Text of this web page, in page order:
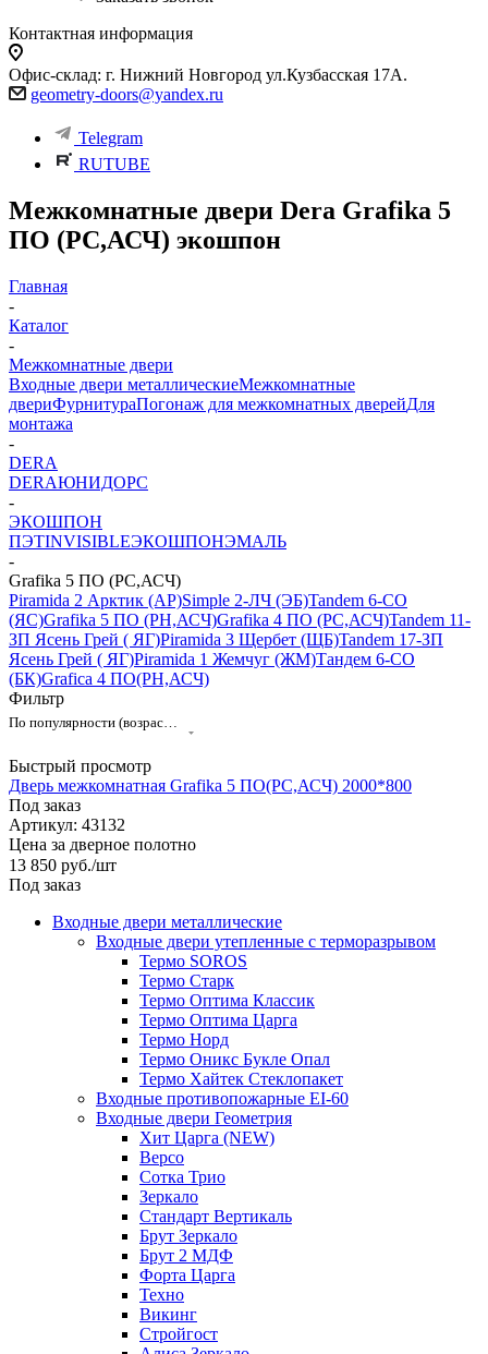
Контактная информация
Офис-склад: г. Нижний Новгород ул.Кузбасская 17А.
geometry-doors@yandex.ru
Telegram
RUTUBE
Межкомнатные двери Dera Grafika 5
ПО (РС,АСЧ) экошпон
Главная
-
Каталог
-
Межкомнатные двери
Входные двери металлическиеМежкомнатные
двериФурнитураПогонаж для межкомнатных дверейДля
монтажа
-
DERA
DERAЮНИДОРС
-
ЭКОШПОН
ПЭТINVISIBLEЭКОШПОНЭМАЛЬ
-
Grafika 5 ПО (РС,АСЧ)
Piramida 2 Арктик (АР)Simple 2-ЛЧ (ЭБ)Tandem 6-CO
(ЯC)Grafika 5 ПО (РН,АСЧ)Grafika 4 ПО (РС,АСЧ)Tandem 11-
ЗП Ясень Грей ( ЯГ)Piramida 3 Щербет (ЩБ)Tandem 17-ЗП
Ясень Грей ( ЯГ)Piramida 1 Жемчуг (ЖМ)Тандем 6-СО
(БК)Grafica 4 ПО(РН,АСЧ)
Фильтр
Быстрый просмотр
Дверь межкомнатная Grafika 5 ПО(РС,АСЧ) 2000*800
Под заказ
Артикул: 43132
Цена за дверное полотно
13 850 руб./шт
Под заказ
Входные двери металлические
Входные двери утепленные с терморазрывом
Термо SOROS
Термо Старк
Термо Оптима Классик
Термо Оптима Царга
Термо Норд
Термо Оникс Букле Опал
Термо Хайтек Стеклопакет
Входные противопожарные EI-60
Входные двери Геометрия
Хит Царга (NEW)
Версо
Сотка Трио
Зеркало
Стандарт Вертикаль
Брут Зеркало
Брут 2 МДФ
Форта Царга
Техно
Викинг
Стройгост